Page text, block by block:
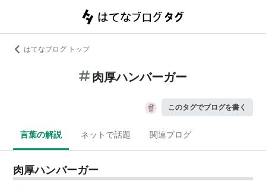
はてなブログ トップ
肉厚ハンバーガー
このタグでブログを書く
言葉の解説 ネットで話題 関連ブログ
肉厚ハンバーガー